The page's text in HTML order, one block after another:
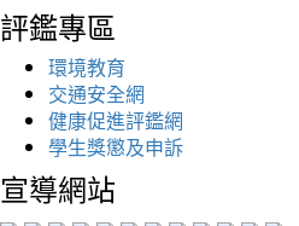
評鑑專區
環境教育
交通安全網
健康促進評鑑網
學生獎懲及申訴
宣導網站